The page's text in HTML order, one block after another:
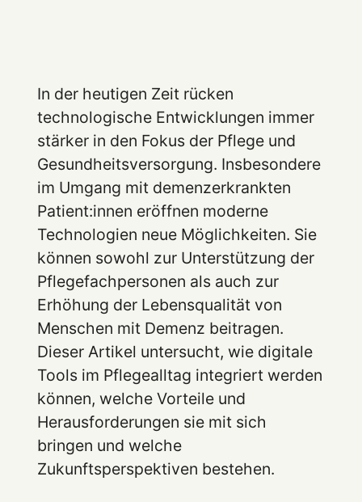
In der heutigen Zeit rücken
technologische Entwicklungen immer
stärker in den Fokus der Pflege und
Gesundheitsversorgung. Insbesondere
im Umgang mit demenzerkrankten
Patient:innen eröffnen moderne
Technologien neue Möglichkeiten. Sie
können sowohl zur Unterstützung der
Pflegefachpersonen als auch zur
Erhöhung der Lebensqualität von
Menschen mit Demenz beitragen.
Dieser Artikel untersucht, wie digitale
Tools im Pflegealltag integriert werden
können, welche Vorteile und
Herausforderungen sie mit sich
bringen und welche
Zukunftsperspektiven bestehen.